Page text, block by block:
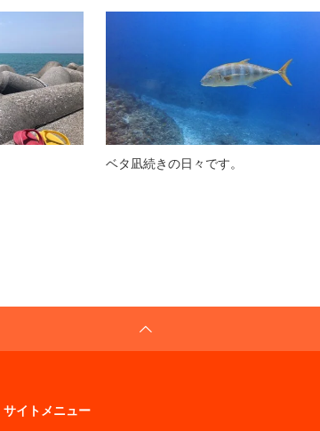
ベタ凪続きの日々です。
サイトメニュー